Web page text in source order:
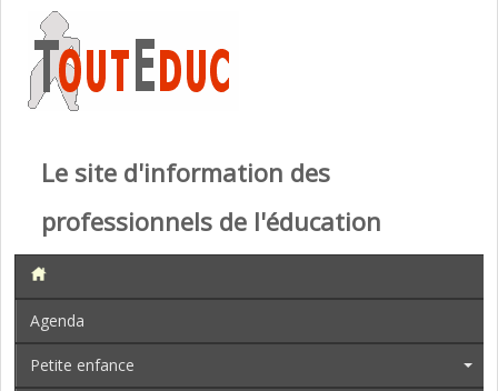
Le site d'information des
professionnels de l'éducation
Agenda
Petite enfance